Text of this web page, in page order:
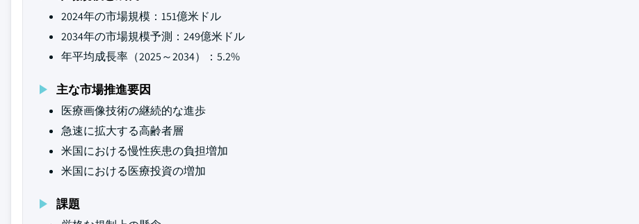
2024年の市場規模：151億米ドル
2034年の市場規模予測：249億米ドル
年平均成長率（2025～2034）：5.2%
主な市場推進要因
医療画像技術の継続的な進歩
急速に拡大する高齢者層
米国における慢性疾患の負担増加
米国における医療投資の増加
課題